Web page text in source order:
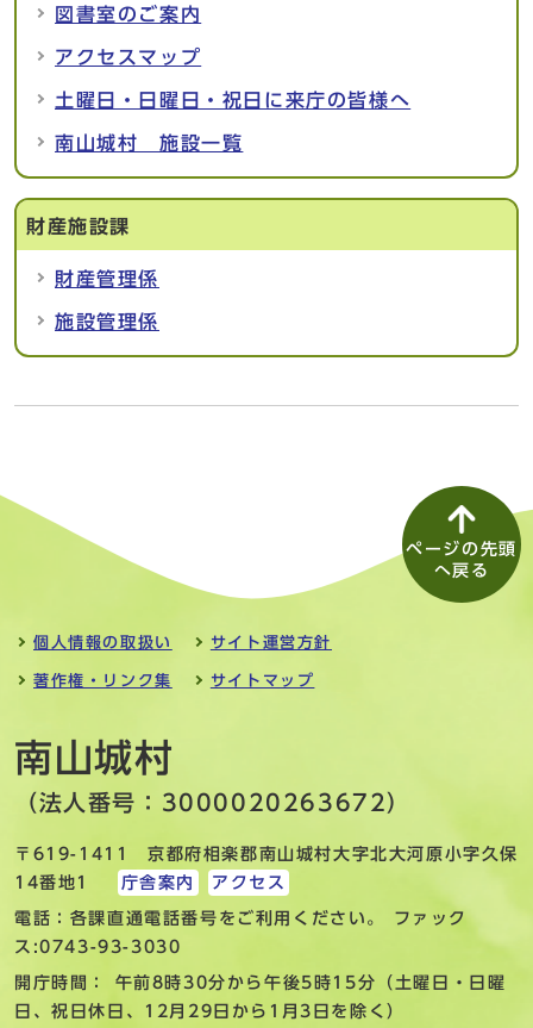
図書室のご案内
アクセスマップ
土曜日・日曜日・祝日に来庁の皆様へ
南山城村 施設一覧
財産施設課
財産管理係
施設管理係
ページの先頭
へ戻る
個人情報の取扱い サイト運営方針
著作権・リンク集 サイトマップ
南山城村
（法人番号：3000020263672）
〒619-1411 京都府相楽郡南山城村大字北大河原小字久保
14番地1
庁舎案内 アクセス
電話：各課直通電話番号をご利用ください。 ファック
ス:0743-93-3030
開庁時間： 午前8時30分から午後5時15分（土曜日・日曜
日、祝日休日、12月29日から1月3日を除く）